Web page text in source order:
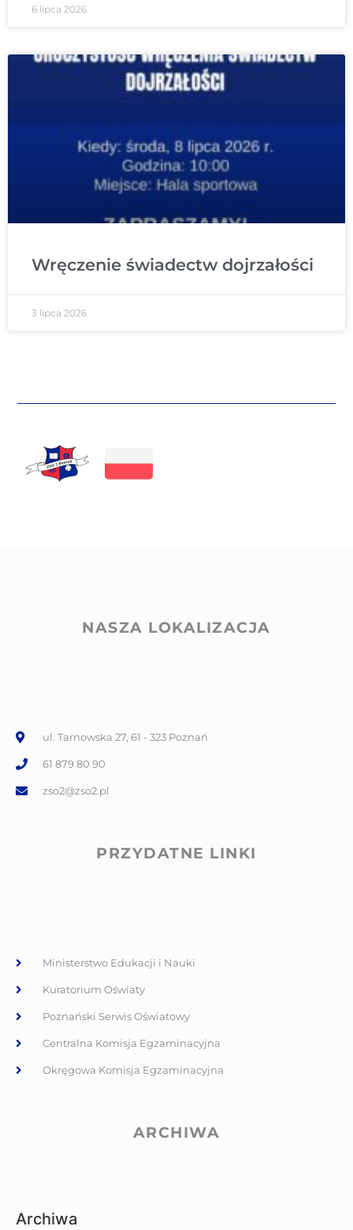
6 lipca 2026
Wręczenie świadectw dojrzałości
3 lipca 2026
NASZA LOKALIZACJA
ul. Tarnowska 27, 61 - 323 Poznań
61 879 80 90
zso2@zso2.pl
PRZYDATNE LINKI
Ministerstwo Edukacji i Nauki
Kuratorium Oświaty
Poznański Serwis Oświatowy
Centralna Komisja Egzaminacyjna
Okręgowa Komisja Egzaminacyjna
ARCHIWA
Archiwa